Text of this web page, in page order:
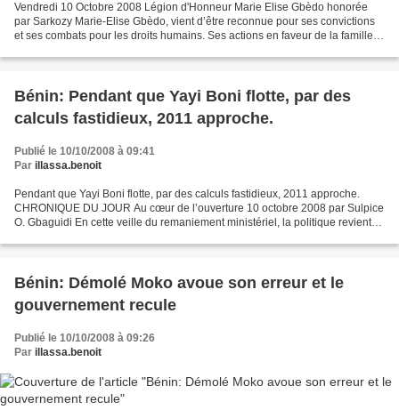
Vendredi 10 Octobre 2008 Légion d'Honneur Marie Elise Gbèdo honorée
par Sarkozy Marie-Elise Gbèdo, vient d’être reconnue pour ses convictions
et ses combats pour les droits humains. Ses actions en faveur de la famille,
Bénin: Pendant que Yayi Boni flotte, par des
calculs fastidieux, 2011 approche.
Publié le 10/10/2008 à 09:41
Par illassa.benoit
Pendant que Yayi Boni flotte, par des calculs fastidieux, 2011 approche.
CHRONIQUE DU JOUR Au cœur de l’ouverture 10 octobre 2008 par Sulpice
O. Gbaguidi En cette veille du remaniement ministériel, la politique revient
Bénin: Démolé Moko avoue son erreur et le
gouvernement recule
Publié le 10/10/2008 à 09:26
Par illassa.benoit